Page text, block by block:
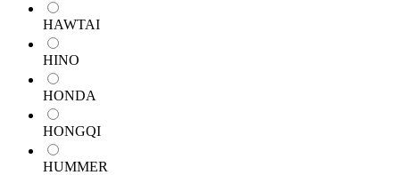
HAWTAI
HINO
HONDA
HONGQI
HUMMER